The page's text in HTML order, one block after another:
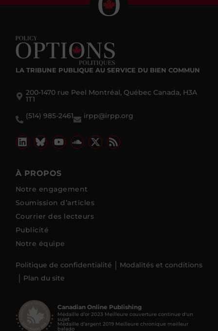
LA TRIBUNE PUBLIQUE AU SERVICE DU BIEN COMMUN
200-1470 rue Peel Montréal, Québec Canada, H3A
1T1
(514) 985-2461
irpp@irpp.org
À PROPOS
Notre engagement
Soumission d’articles
Courrier des lecteurs
Publicité
Notre équipe
Politique de confidentialité
Modalités et conditions
Plan du site
Canadian Online Publishing
Médaille d’or 2023 Meilleure couverture continue d'un
sujet
Médaille d’argent 2019 Meilleure chronique meilleur
balado